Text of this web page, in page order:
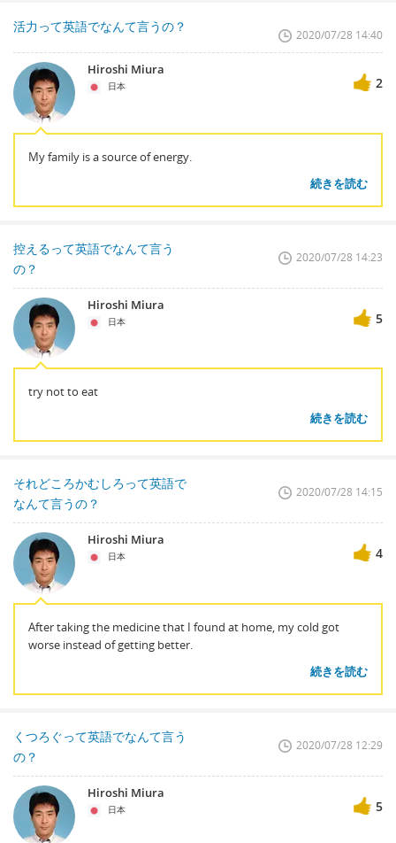
活力って英語でなんて言うの？
2020/07/28 14:40
Hiroshi Miura
日本 2
My family is a source of energy.
続きを読む
控えるって英語でなんて言う
の？
2020/07/28 14:23
Hiroshi Miura
日本 5
try not to eat
続きを読む
それどころかむしろって英語で
なんて言うの？
2020/07/28 14:15
Hiroshi Miura
日本 4
After taking the medicine that I found at home, my cold got
worse instead of getting better.
続きを読む
くつろぐって英語でなんて言う
の？
2020/07/28 12:29
Hiroshi Miura
日本 5